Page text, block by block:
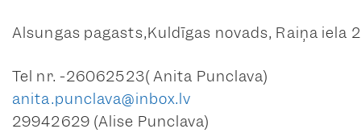
Alsungas pagasts,Kuldīgas novads, Raiņa iela
Tel nr. -26062523( Anita Punclava)
anita.punclava@inbox.lv
29942629 (Alise Punclava)